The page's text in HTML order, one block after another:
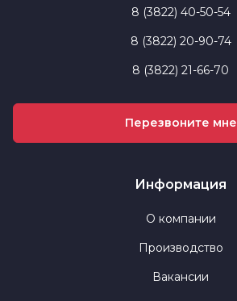
8 (3822) 40-50-54
8 (3822) 20-90-74
8 (3822) 21-66-70
Перезвоните мне
Информация
О компании
Производство
Вакансии